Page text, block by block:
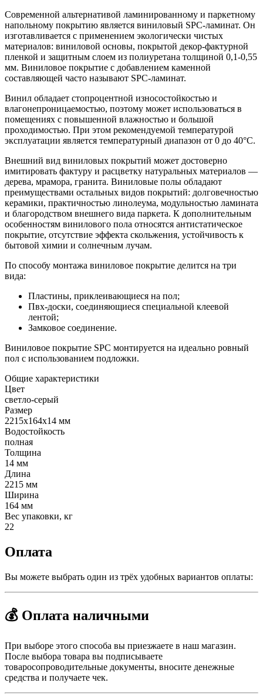
Современной альтернативой ламинированному и паркетному
напольному покрытию является виниловый SPC-ламинат. Он
изготавливается с применением экологически чистых
материалов: виниловой основы, покрытой декор-фактурной
пленкой и защитным слоем из полиуретана толщиной 0,1-0,55
мм. Виниловое покрытие с добавлением каменной
составляющей часто называют SPC-ламинат.
Винил обладает стопроцентной износостойкостью и
влагонепроницаемостью, поэтому может использоваться в
помещениях с повышенной влажностью и большой
проходимостью. При этом рекомендуемой температурой
эксплуатации является температурный диапазон от 0 до 40°С.
Внешний вид виниловых покрытий может достоверно
имитировать фактуру и расцветку натуральных материалов —
дерева, мрамора, гранита. Виниловые полы обладают
преимуществами остальных видов покрытий: долговечностью
керамики, практичностью линолеума, модульностью ламината
и благородством внешнего вида паркета. К дополнительным
особенностям винилового пола относятся антистатическое
покрытие, отсутствие эффекта скольжения, устойчивость к
бытовой химии и солнечным лучам.
По способу монтажа виниловое покрытие делится на три
вида:
Пластины, приклеивающиеся на пол;
Пвх-доски, соединяющиеся специальной клеевой
лентой;
Замковое соединение.
Виниловое покрытие SPC монтируется на идеально ровный
пол с использованием подложки.
Общие характеристики
Цвет
светло-серый
Размер
2215x164x14 мм
Водостойкость
полная
Толщина
14 мм
Длина
2215 мм
Ширина
164 мм
Вес упаковки, кг
22
Оплата
Вы можете выбрать один из трёх удобных вариантов оплаты:
💰 Оплата наличными
При выборе этого способа вы приезжаете в наш магазин.
После выбора товара вы подписываете
товаросопроводительные документы, вносите денежные
средства и получаете чек.